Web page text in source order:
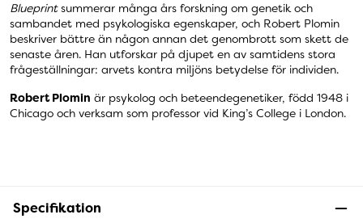
Blueprintsummerar många års forskning om genetik och
sambandet med psykologiska egenskaper, och Robert Plomin
beskriver bättre än någon annan det genombrott som skett de
senaste åren. Han utforskar på djupet en av samtidens stora
frågeställningar: arvets kontra miljöns betydelse för individen.
Robert Plomin är psykolog och beteendegenetiker, född 1948 i
Chicago och verksam som professor vid King’s College i London.
Specifikation